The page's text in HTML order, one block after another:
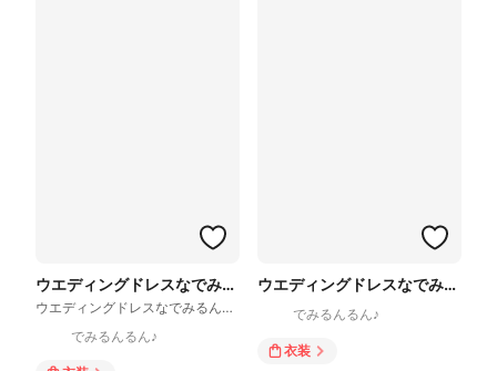
ウエディングドレスなでみるんるん
ウエディングドレスなでみるんるん
でみるんるん♪
ウエディングドレスなでみるんるん
でみるんるん♪
衣装